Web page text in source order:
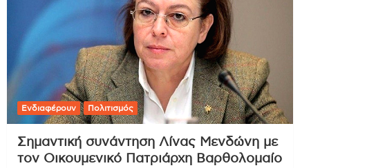
Ενδιαφέρουν Πολιτισμός
Σημαντική συνάντηση Λίνας Μενδώνη με
τον Οικουμενικό Πατριάρχη Βαρθολομαίο